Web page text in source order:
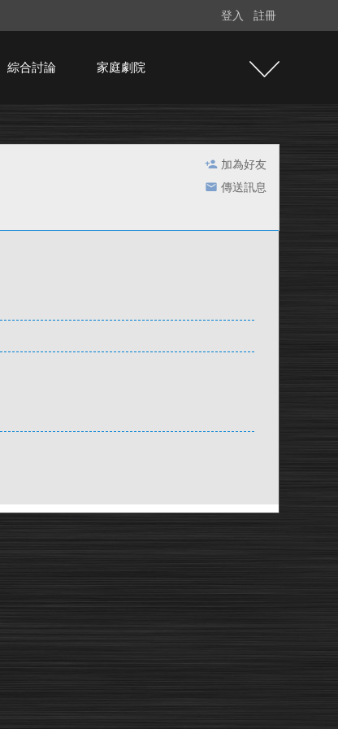
登入 註冊
綜合討論 家庭劇院
加為好友
傳送訊息